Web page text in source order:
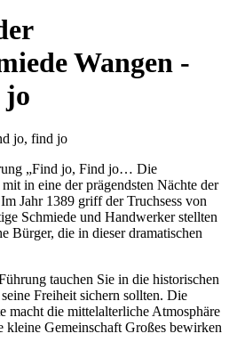
Wangen -
jo
„Find jo, Find jo… Die
in eine der prägendsten Nächte der
Jahr 1389 griff der Truchsess von
Schmiede und Handwerker stellten
Bürger, die in dieser dramatischen
tauchen Sie in die historischen
Freiheit sichern sollten. Die
macht die mittelalterliche Atmosphäre
kleine Gemeinschaft Großes bewirken